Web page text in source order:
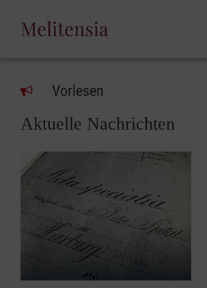
Vorlesen
Aktuelle Nachrichten